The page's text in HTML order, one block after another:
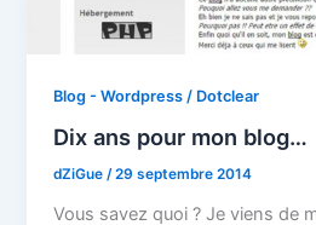
Blog - Wordpress / Dotclear
Dix ans pour mon blog…
dZiGue/29 septembre 2014
Vous savez quoi ? Je viens de